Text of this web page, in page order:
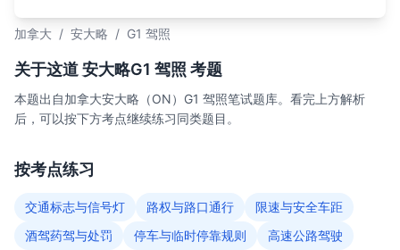
加拿大 / 安大略 / G1 驾照
关于这道 安大略G1 驾照 考题
本题出自加拿大安大略（ON）G1 驾照笔试题库。看完上方解析
后，可以按下方考点继续练习同类题目。
按考点练习
交通标志与信号灯 路权与路口通行
限速与安全车距
酒驾药驾与处罚
停车与临时停靠规则
高速公路驾驶